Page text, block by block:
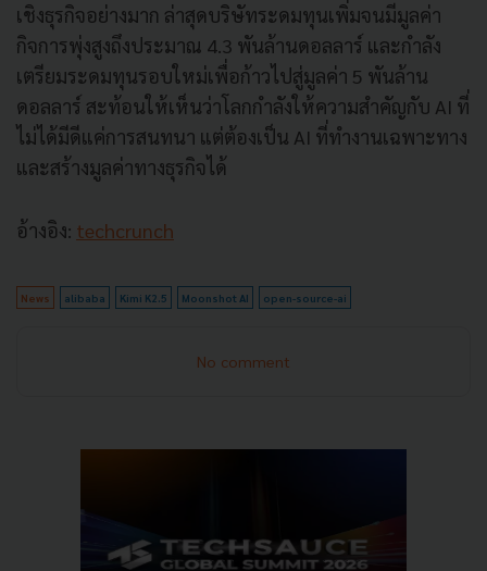
เชิงธุรกิจอย่างมาก ล่าสุดบริษัทระดมทุนเพิ่มจนมีมูลค่า
กิจการพุ่งสูงถึงประมาณ 4.3 พันล้านดอลลาร์ และกำลัง
เตรียมระดมทุนรอบใหม่เพื่อก้าวไปสู่มูลค่า 5 พันล้าน
ดอลลาร์ สะท้อนให้เห็นว่าโลกกำลังให้ความสำคัญกับ AI ที่
ไม่ได้มีดีแค่การสนทนา แต่ต้องเป็น AI ที่ทำงานเฉพาะทาง
และสร้างมูลค่าทางธุรกิจได้
อ้างอิง: techcrunch
News alibaba Kimi K2.5 Moonshot AI open-source-ai
No comment